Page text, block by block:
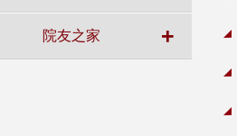
院友之家 +